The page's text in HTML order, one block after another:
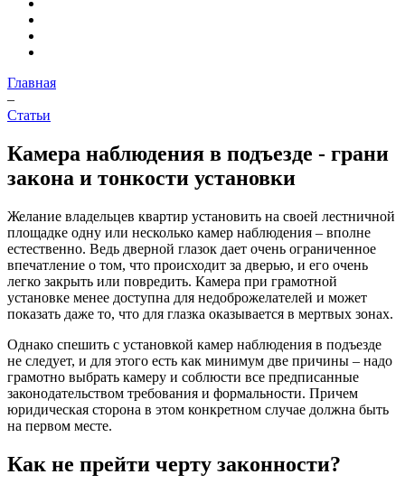
Главная
–
Статьи
Камера наблюдения в подъезде - грани
закона и тонкости установки
Желание владельцев квартир установить на своей лестничной
площадке одну или несколько камер наблюдения – вполне
естественно. Ведь дверной глазок дает очень ограниченное
впечатление о том, что происходит за дверью, и его очень
легко закрыть или повредить. Камера при грамотной
установке менее доступна для недоброжелателей и может
показать даже то, что для глазка оказывается в мертвых зонах.
Однако спешить с установкой камер наблюдения в подъезде
не следует, и для этого есть как минимум две причины – надо
грамотно выбрать камеру и соблюсти все предписанные
законодательством требования и формальности. Причем
юридическая сторона в этом конкретном случае должна быть
на первом месте.
Как не прейти черту законности?